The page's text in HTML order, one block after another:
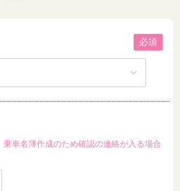
必須
車名簿作成のため確認の連絡が入る場合